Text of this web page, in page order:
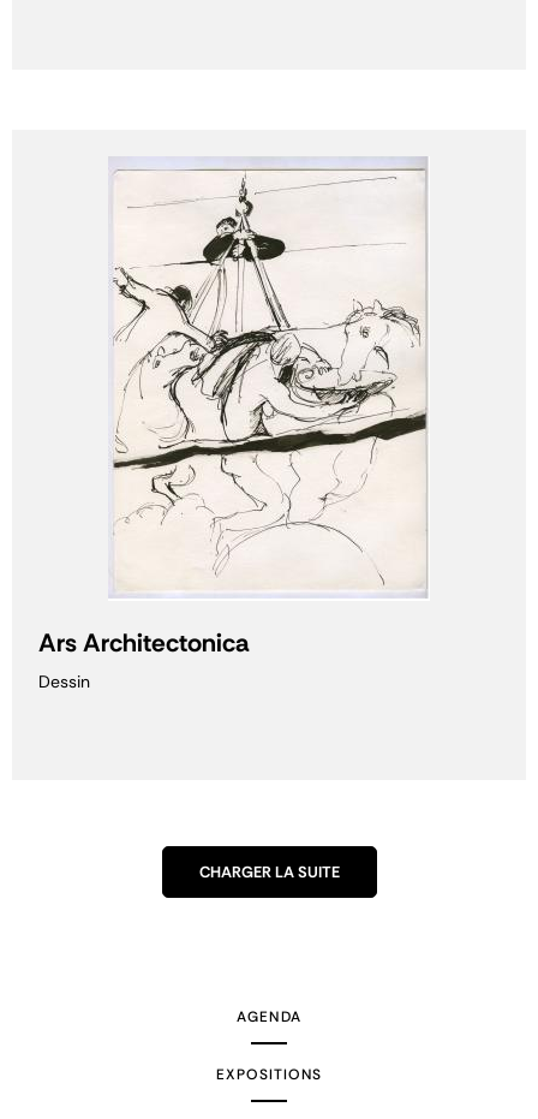
Ars Architectonica
Dessin
CHARGER LA SUITE
AGENDA
EXPOSITIONS